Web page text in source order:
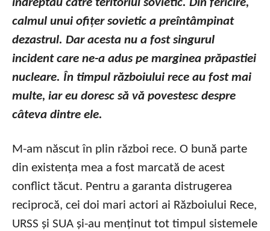
îndreptau către teritoriul sovietic. Din fericire,
calmul unui ofițer sovietic a preîntâmpinat
dezastrul. Dar acesta nu a fost singurul
incident care ne-a adus pe marginea prăpastiei
nucleare. În timpul războiului rece au fost mai
multe, iar eu doresc să vă povestesc despre
câteva dintre ele.
M-am născut în plin război rece. O bună parte
din existența mea a fost marcată de acest
conflict tăcut. Pentru a garanta distrugerea
reciprocă, cei doi mari actori ai Războiului Rece,
URSS și SUA și-au menținut tot timpul sistemele